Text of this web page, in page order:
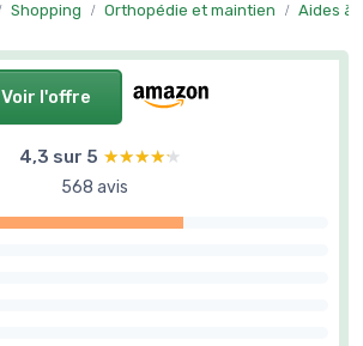
Shopping Orthopédie et maintien Aides à
Voir l'offre
4,3 sur 5 ★★★★★
★★★★★
568 avis